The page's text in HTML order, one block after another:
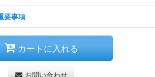
要事項
カートに入れる
お問い合わせ